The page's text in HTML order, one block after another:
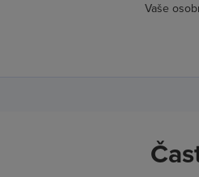
Vaše